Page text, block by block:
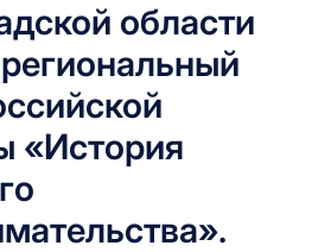
области
«История